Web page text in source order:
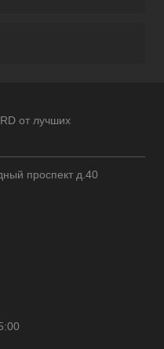
от лучших
проспект д.40